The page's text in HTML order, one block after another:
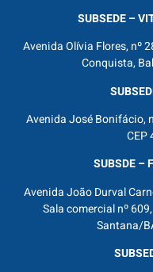
SUBSEDE –
Avenida Olívia Flores, nº
Conquista,
Avenida José Bonifácio,
CEP
SUBSDE –
Avenida João Durval
Sala comercial nº
Santana/